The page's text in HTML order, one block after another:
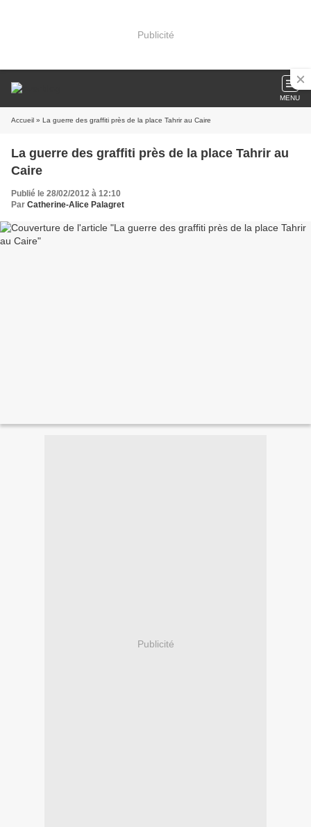
Publicité
MENU
Accueil » La guerre des graffiti près de la place Tahrir au Caire
La guerre des graffiti près de la place Tahrir au
Caire
Publié le 28/02/2012 à 12:10
Par Catherine-Alice Palagret
Publicité